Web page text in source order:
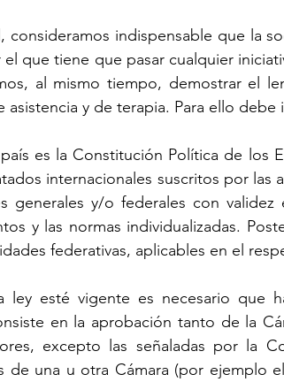
consideramos indispensable que la
que tiene que pasar cualquier
al mismo tiempo, demostrar el
y de terapia. Para ello debe
es la Constitución Política de los
internacionales suscritos por las
generales y/o federales con
y las normas individualizadas.
federativas, aplicables en el
ley esté vigente es necesario que
en la aprobación tanto de la
excepto las señaladas por la
de una u otra Cámara (por ejemplo